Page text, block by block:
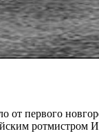
от первого
ротмистром